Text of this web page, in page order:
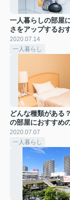
一人暮らしの部屋
さをアップするお
2020.07.14
一人暮らし
どんな種類がある
の部屋におすすめ
2020.07.07
一人暮らし